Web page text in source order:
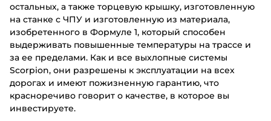
остальных, а также торцевую крышку, изготовленную
на станке с ЧПУ и изготовленную из материала,
изобретенного в Формуле 1, который способен
выдерживать повышенные температуры на трассе и
за ее пределами. Как и все выхлопные системы
Scorpion, они разрешены к эксплуатации на всех
дорогах и имеют пожизненную гарантию, что
красноречиво говорит о качестве, в которое вы
инвестируете.